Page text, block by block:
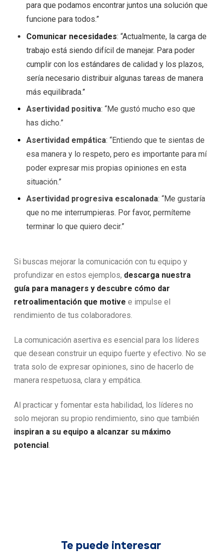
para que podamos encontrar juntos una solución que
funcione para todos.”
Comunicar necesidades: “Actualmente, la carga de
trabajo está siendo difícil de manejar. Para poder
cumplir con los estándares de calidad y los plazos,
sería necesario distribuir algunas tareas de manera
más equilibrada.”
Asertividad positiva: “Me gustó mucho eso que
has dicho.”
Asertividad empática: “Entiendo que te sientas de
esa manera y lo respeto, pero es importante para mí
poder expresar mis propias opiniones en esta
situación.”
Asertividad progresiva escalonada: “Me gustaría
que no me interrumpieras. Por favor, permíteme
terminar lo que quiero decir.”
Si buscas mejorar la comunicación con tu equipo y
profundizar en estos ejemplos, descarga nuestra
guía para managers y descubre cómo dar
retroalimentación que motive e impulse el
rendimiento de tus colaboradores.
La comunicación asertiva es esencial para los líderes
que desean construir un equipo fuerte y efectivo. No se
trata solo de expresar opiniones, sino de hacerlo de
manera respetuosa, clara y empática.
Al practicar y fomentar esta habilidad, los líderes no
solo mejoran su propio rendimiento, sino que también
inspiran a su equipo a alcanzar su máximo
potencial .
Te puede interesar